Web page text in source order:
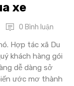
xe
0 Bình luận
Hợp tác xã Du
khách hàng gói
dễ dàng sở
ước mơ thành